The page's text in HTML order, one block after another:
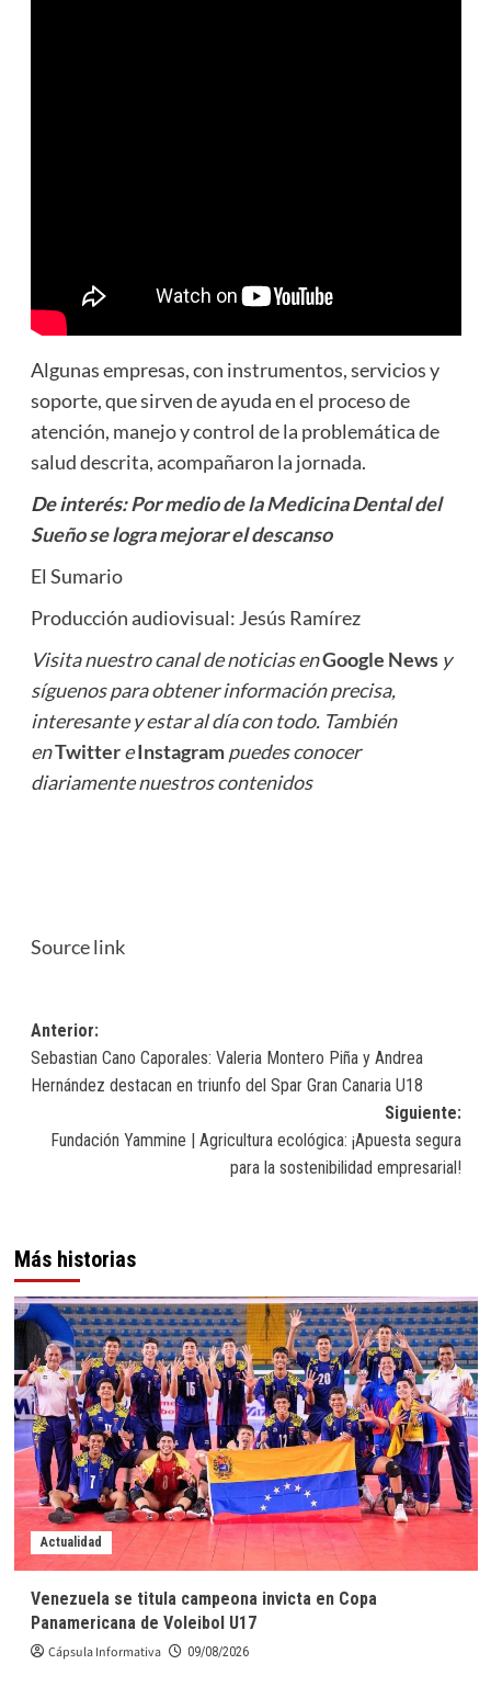
Algunas empresas, con instrumentos, servicios y
soporte, que sirven de ayuda en el proceso de
atención, manejo y control de la problemática de
salud descrita, acompañaron la jornada.
De interés:Por medio de la Medicina Dental del
Sueño se logra mejorar el descanso
El Sumario
Producción audiovisual: Jesús Ramírez
Visita nuestro canal de noticias enGoogle Newsy
síguenos para obtener información precisa,
interesante y estar al día con todo. También
enTwittereInstagrampuedes conocer
diariamente nuestros contenidos
Source link
Navegación
de
Anterior:
Sebastian Cano Caporales: Valeria Montero Piña y Andrea
Hernández destacan en triunfo del Spar Gran Canaria U18
Siguiente:
Fundación Yammine | Agricultura ecológica: ¡Apuesta segura
para la sostenibilidad empresarial!
Más historias
Actualidad
Venezuela se titula campeona invicta en Copa
Panamericana de Voleibol U17
Cápsula Informativa 09/08/2026